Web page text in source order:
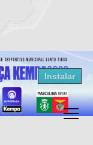
Instalar